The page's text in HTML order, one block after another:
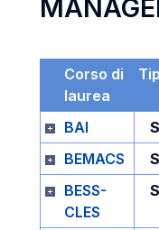
Corso di
laurea
BAI
S
BEMACS
S
BESS-
CLES
S